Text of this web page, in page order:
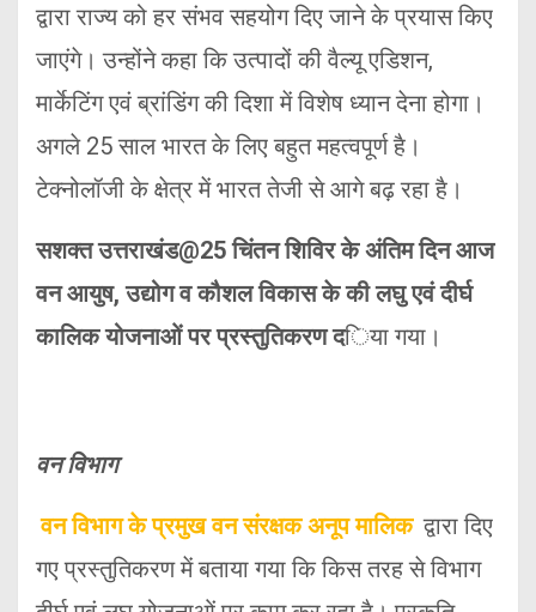
द्वारा राज्य को हर संभव सहयोग दिए जाने के प्रयास किए
जाएंगे। उन्होंने कहा कि उत्पादों की वैल्यू एडिशन,
मार्केटिंग एवं ब्रांडिंग की दिशा में विशेष ध्यान देना होगा।
अगले 25 साल भारत के लिए बहुत महत्वपूर्ण है।
टेक्नोलॉजी के क्षेत्र में भारत तेजी से आगे बढ़ रहा है।
सशक्त उत्तराखंड@25 चिंतन शिविर के अंतिम दिन आज
वन आयुष, उद्योग व कौशल विकास के की लघु एवं दीर्घ
कालिक योजनाओं पर प्रस्तुतिकरण दिया गया।
वन विभाग
वन विभाग के प्रमुख वन संरक्षक अनूप मालिक द्वारा दिए
गए प्रस्तुतिकरण में बताया गया कि किस तरह से विभाग